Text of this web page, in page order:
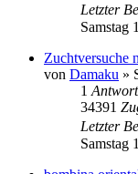
Letzter
Samstag
Zuchtversuche
von Damaku »
1
34391
Letzter
Samstag